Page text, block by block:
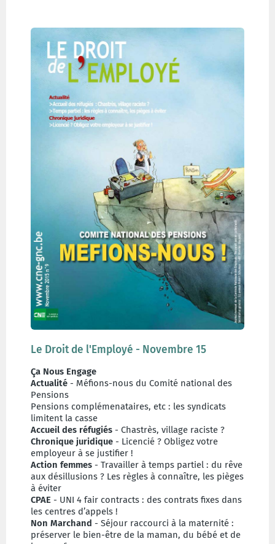
Le Droit de l'Employé - Novembre 15
Ça Nous Engage
Actualité - Méfions-nous du Comité national des
Pensions
Pensions complémenataires, etc : les syndicats
limitent la casse
Accueil des réfugiés - Chastrès, village raciste ?
Chronique juridique - Licencié ? Obligez votre
employeur à se justifier !
Action femmes - Travailler à temps partiel : du rêve
aux désillusions ? Les règles à connaître, les pièges
à éviter
CPAE - UNI 4 fair contracts : des contrats fixes dans
les centres d’appels !
Non Marchand - Séjour raccourci à la maternité :
préserver le bien-être de la maman, du bébé et de